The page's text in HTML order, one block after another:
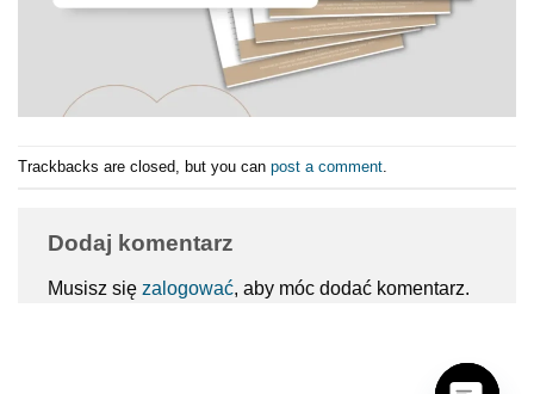
Trackbacks are closed, but you can post a comment
Dodaj komentarz
Musisz się zalogować, aby móc dodać komentarz.